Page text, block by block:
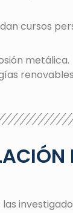
cursos
metálica.